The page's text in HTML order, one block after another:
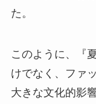
た。
このように、『
けでなく、ファ
大きな文化的影